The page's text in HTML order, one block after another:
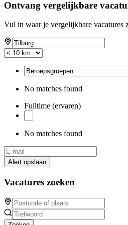
Ontvang vergelijkbare
Vul in waar je vergelijkbare vacatures
No matches found
Fulltime (ervaren)
No matches found
Alert opslaan
Vacatures zoeken